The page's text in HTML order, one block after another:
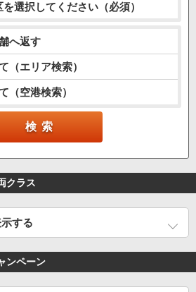
を選択してください（必須）
へ返す
（エリア検索）
（空港検索）
クラス
する
ンペーン